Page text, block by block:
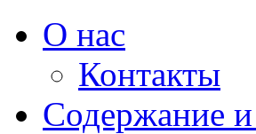
О нас
Контакты
Содержание